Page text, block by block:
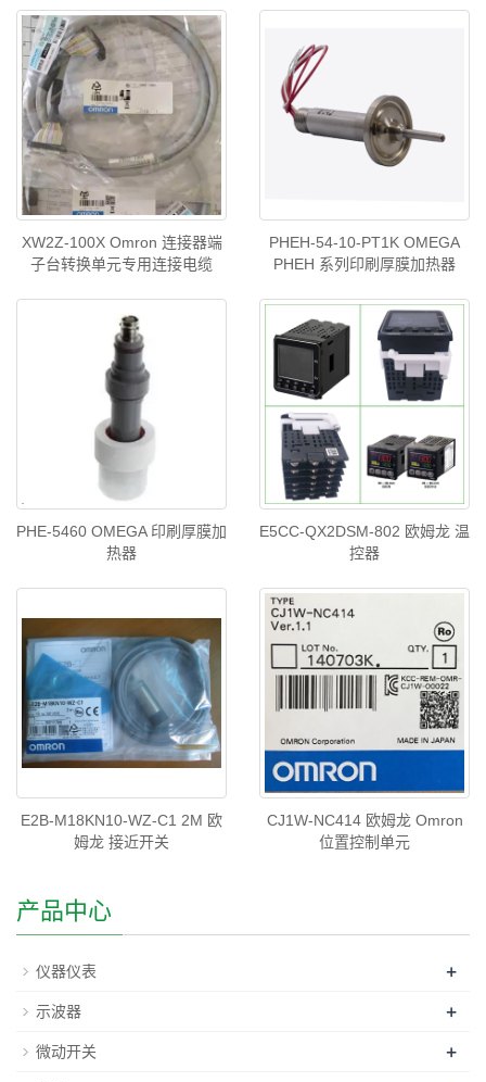
XW2Z-100X Omron 连接器端
子台转换单元专用连接电缆
PHEH-54-10-PT1K OMEGA
PHEH 系列印刷厚膜加热器
PHE-5460 OMEGA 印刷厚膜加
热器
E5CC-QX2DSM-802 欧姆龙 温
控器
E2B-M18KN10-WZ-C1 2M 欧
姆龙 接近开关
CJ1W-NC414 欧姆龙 Omron
位置控制单元
产品中心
仪器仪表 +
示波器 +
微动开关 +